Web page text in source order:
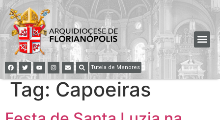
Tutela de Menores
Tag: Capoeiras